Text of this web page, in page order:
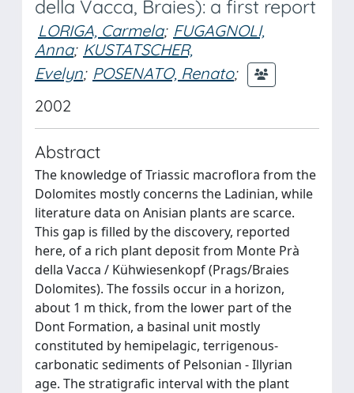
della Vacca, Braies): a first report
LORIGA, Carmela; FUGAGNOLI,
Anna; KUSTATSCHER,
Evelyn; POSENATO, Renato;
2002
Abstract
The knowledge of Triassic macroflora from the
Dolomites mostly concerns the Ladinian, while
literature data on Anisian plants are scarce.
This gap is filled by the discovery, reported
here, of a rich plant deposit from Monte Prà
della Vacca / Kühwiesenkopf (Prags/Braies
Dolomites). The fossils occur in a horizon,
about 1 m thick, from the lower part of the
Dont Formation, a basinal unit mostly
constituted by hemipelagic, terrigenous-
carbonatic sediments of Pelsonian - Illyrian
age. The stratigrafic interval with the plant